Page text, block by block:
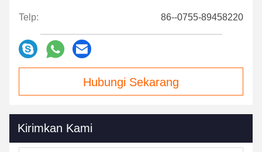
Telp: 86--0755-89458220
Hubungi Sekarang
Kirimkan Kami